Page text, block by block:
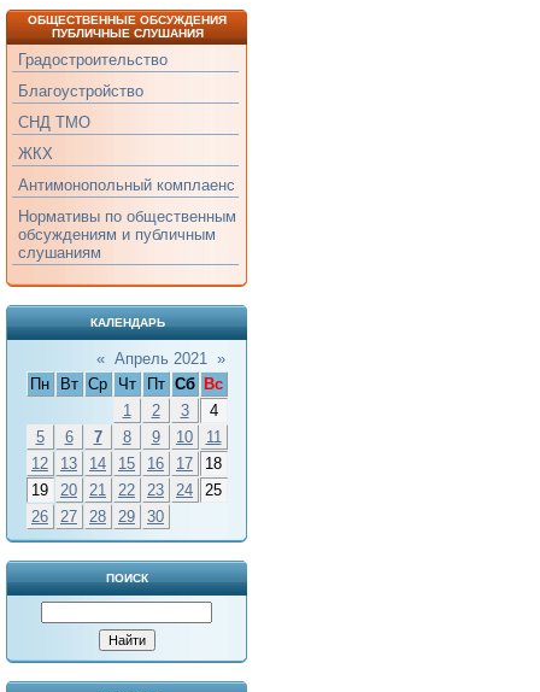
ОБЩЕСТВЕННЫЕ ОБСУЖДЕНИЯ
ПУБЛИЧНЫЕ СЛУШАНИЯ
Градостроительство
Благоустройство
СНД ТМО
ЖКХ
Антимонопольный комплаенс
Нормативы по общественным
обсуждениям и публичным
слушаниям
КАЛЕНДАРЬ
« Апрель 2021 »
Пн
Вт Ср Чт Пт Сб
Вс
1
2 3
4
5
6 7 8 9 10
11
12
13 14 15 16 17
18
19
20 21 22 23 24
25
26
27 28 29 30
ПОИСК